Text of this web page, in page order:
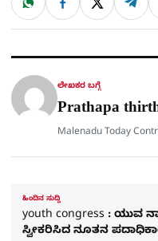
ಹಂಚಿಕೊಳ್ಳಿ
W
a
t
p
F
c
e
o
X T
l
e
a
ಲೇಖಕರ ಬಗ್ಗೆ
Prathapa
Malenadu Today
ಹಿಂದಿನ ಸುದ್ದಿ
youth congress : ಯುವ
ಸ್ವೀಕರಿಸಿದ ನೂತನ